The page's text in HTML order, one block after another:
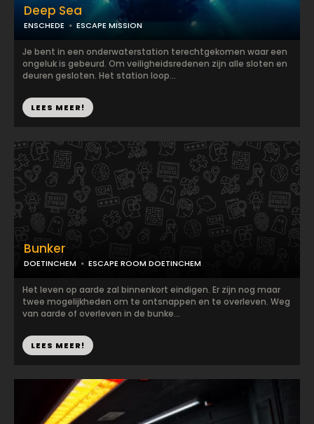
Deep Sea
ENSCHEDE ESCAPE MISSION
Je bent in een onderwaterstation terechtgekomen waar een
ongeluk is gebeurd. Om veiligheidsredenen zijn alle sloten en
deuren gesloten. Het station loop...
LEES MEER!
Bunker
DOETINCHEM ESCAPE ROOM DOETINCHEM
Het leven op aarde zal binnenkort eindigen. Er zijn nog maar
twee mogelijkheden om te ontsnappen en te overleven. Weg
van aarde of overleven in de bunke...
LEES MEER!